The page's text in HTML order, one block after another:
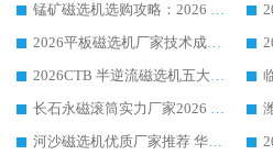
锰矿磁选机选购攻略：2026 年靠谱厂家对比与避坑指南
2026平板磁选机厂家技术成熟口碑稳定推荐榜：华体会手机网页版-华体会(中国) 厂家
2026CTB 半逆流磁选机五大排行 实力厂家华体会手机网页版-华体会(中国) 领跑行业
长石永磁滚筒实力厂家2026 华体会手机网页版-华体会(中国) 深耕磁电领域品质可靠
河沙磁选机优质厂家推荐 华体会手机网页版-华体会(中国) 获实力与口碑企业